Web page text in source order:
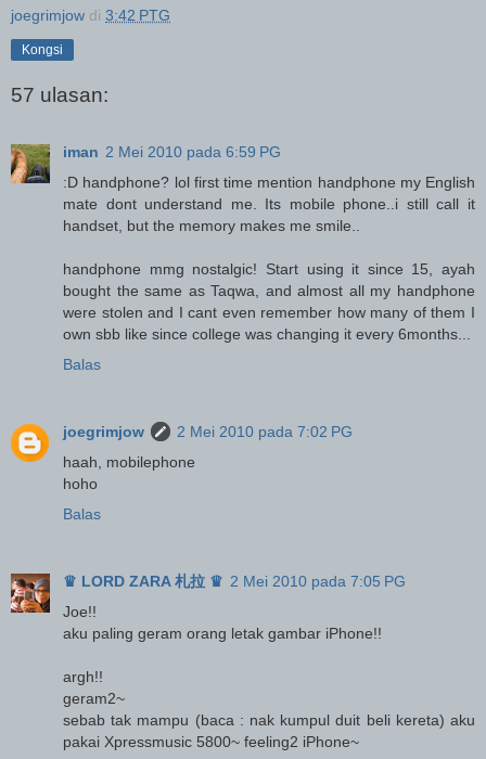
joegrimjow di 3:42 PTG
Kongsi
57 ulasan:
iman 2 Mei 2010 pada 6:59 PG
:D handphone? lol first time mention handphone my English
mate dont understand me. Its mobile phone..i still call it
handset, but the memory makes me smile..
handphone mmg nostalgic! Start using it since 15, ayah
bought the same as Taqwa, and almost all my handphone
were stolen and I cant even remember how many of them I
own sbb like since college was changing it every 6months...
Balas
joegrimjow
2 Mei 2010 pada 7:02 PG
haah, mobilephone
hoho
Balas
♛ LORD ZARA 札拉 ♛ 2 Mei 2010 pada 7:05 PG
Joe!!
aku paling geram orang letak gambar iPhone!!
argh!!
geram2~
sebab tak mampu (baca : nak kumpul duit beli kereta) aku
pakai Xpressmusic 5800~ feeling2 iPhone~